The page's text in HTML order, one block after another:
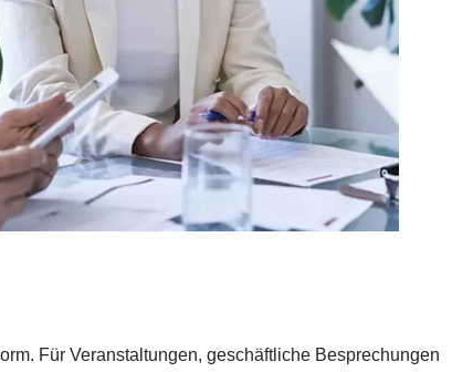
Für Veranstaltungen, geschäftliche Besprechungen